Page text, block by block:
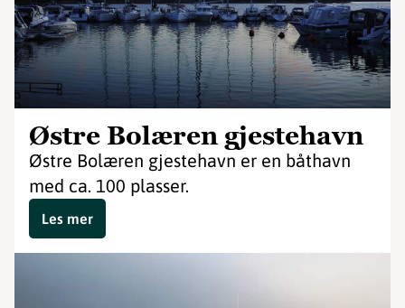
Østre Bolæren gjestehavn
Østre Bolæren gjestehavn er en båthavn
med ca. 100 plasser.
Les mer